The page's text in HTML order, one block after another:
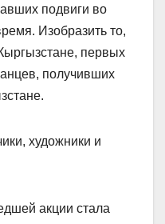
подвиги во
Изобразить то,
первых
получивших
художники и
акции стала